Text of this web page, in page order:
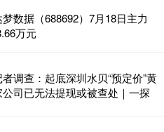
数据（688692）7月18日主力
万元
调查：起底深圳水贝“预定价”黄
司已无法提现或被查处｜一探